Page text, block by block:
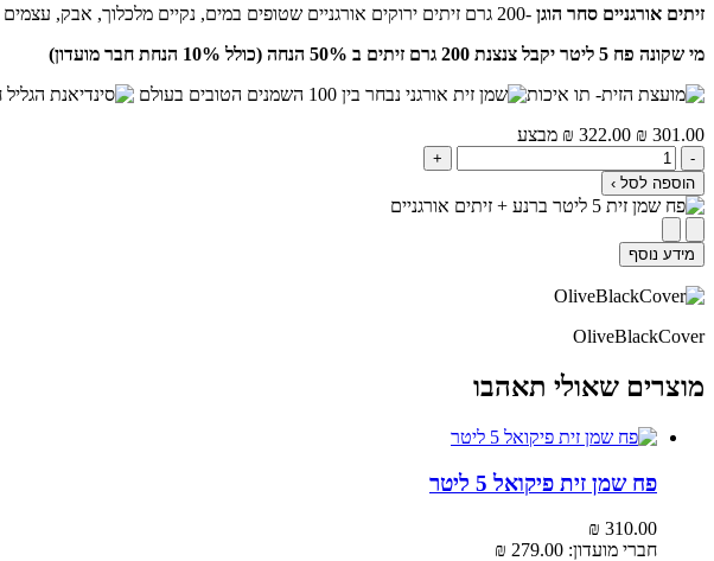
זיתים אורגניים סחר הוגן -200 גרם זיתים ירוקים אורגניים שטופים במים, נקיים מלכלוך, אבק, עצמים זרים ופירות פגומים. הזיתים הושרו ונארזו במים ותמיסת מלח.
מי שקונה פח 5 ליטר יקבל צנצנת 200 גרם זיתים ב 50% הנחה (כולל 10% הנחת חבר מועדון)
₪ 322.00‬ ₪ 301.00‬ מבצע
-
+
הוספה לסל ›
מידע נוסף
OliveBlackCover
מוצרים שאולי תאהבו
פח שמן זית פיקואל 5 ליטר
₪ 310.00‬
חברי מועדון:
₪ 279.00‬